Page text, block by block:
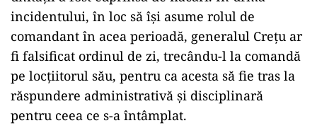
incidentului, în loc să își asume rolul de
comandant în acea perioadă, generalul Crețu ar
fi falsificat ordinul de zi, trecându-l la comandă
pe locțiitorul său, pentru ca acesta să fie tras la
răspundere administrativă și disciplinară
pentru ceea ce s-a întâmplat.